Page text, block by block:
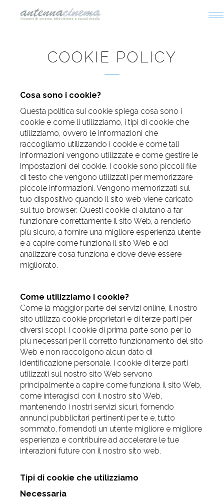
COOKIE POLICY
Cosa sono i cookie?
Questa politica sui cookie spiega cosa sono i
cookie e come li utilizziamo, i tipi di cookie che
utilizziamo, ovvero le informazioni che
raccogliamo utilizzando i cookie e come tali
informazioni vengono utilizzate e come gestire le
impostazioni dei cookie. I cookie sono piccoli file
di testo che vengono utilizzati per memorizzare
piccole informazioni. Vengono memorizzati sul
tuo dispositivo quando il sito web viene caricato
sul tuo browser. Questi cookie ci aiutano a far
funzionare correttamente il sito Web, a renderlo
più sicuro, a fornire una migliore esperienza utente
e a capire come funziona il sito Web e ad
analizzare cosa funziona e dove deve essere
migliorato.
Come utilizziamo i cookie?
Come la maggior parte dei servizi online, il nostro
sito utilizza cookie proprietari e di terze parti per
diversi scopi. I cookie di prima parte sono per lo
più necessari per il corretto funzionamento del sito
Web e non raccolgono alcun dato di
identificazione personale. I cookie di terze parti
utilizzati sul nostro sito Web servono
principalmente a capire come funziona il sito Web,
come interagisci con il nostro sito Web,
mantenendo i nostri servizi sicuri, fornendo
annunci pubblicitari pertinenti per te e, tutto
sommato, fornendoti un utente migliore e migliore
esperienza e contribuire ad accelerare le tue
interazioni future con il nostro sito web.
Tipi di cookie che utilizziamo
Necessaria